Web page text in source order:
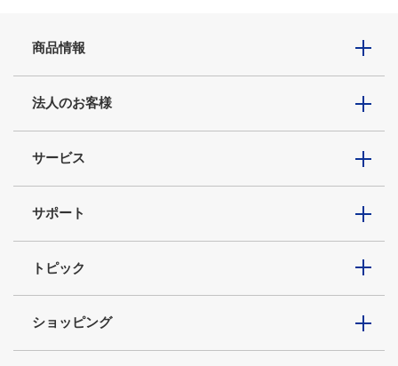
商品情報
法人のお客様
サービス
サポート
トピック
ショッピング